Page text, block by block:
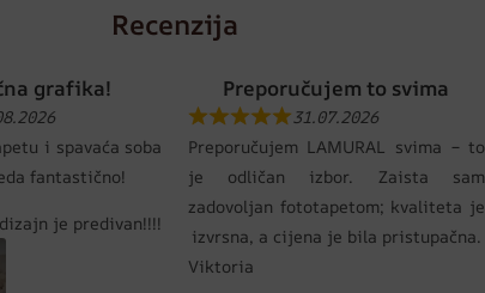
Recenzija
grafika!
i spavaća soba
fantastično!
je predivan!!!!
Preporučujem to svima
31.07.2026
Preporučujem LAMURAL svima – to
je odličan izbor. Zaista sam
zadovoljan fototapetom; kvaliteta je
izvrsna, a cijena je bila pristupačna.
Viktoria